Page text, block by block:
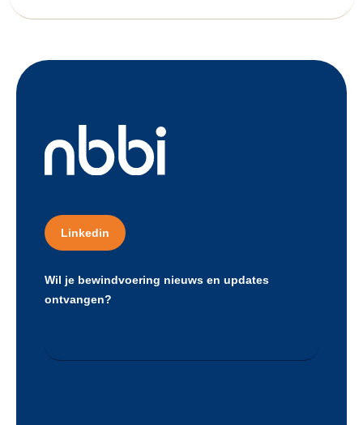
Linkedin
Wil je bewindvoering nieuws en updates
ontvangen?